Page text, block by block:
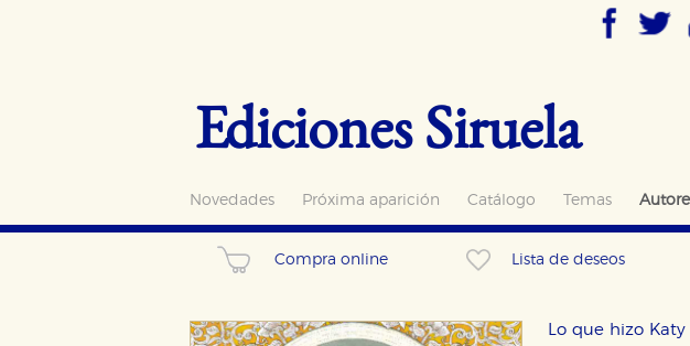
Ediciones Siruela
Novedades Próxima aparición Catálogo Temas
Compra online Lista de deseos
Lo que hizo